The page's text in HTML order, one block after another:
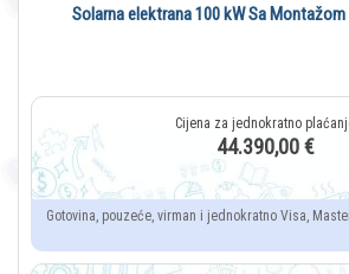
Solarna elektrana 100 kW Sa Montažom
44.390,00 €
Gotovina, pouzeće, virman i jednokratno Visa,